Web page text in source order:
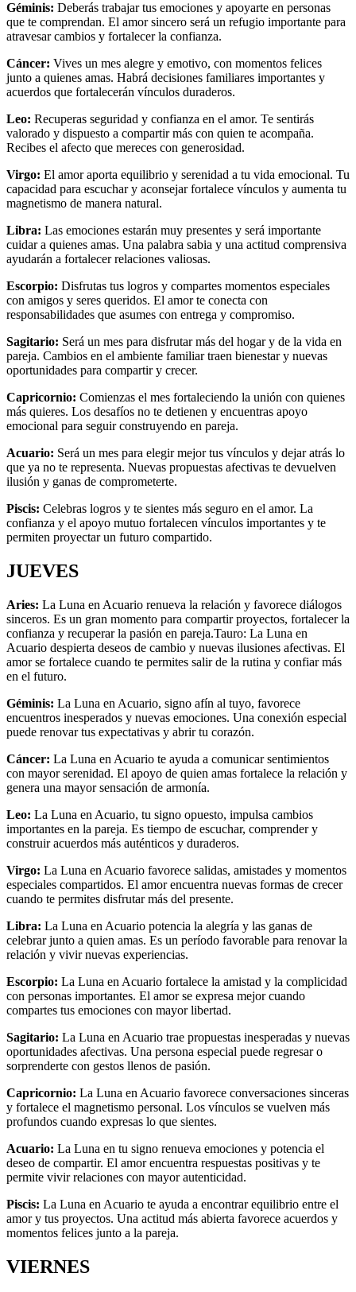
Géminis: Deberás trabajar tus emociones y apoyarte en personas
que te comprendan. El amor sincero será un refugio importante para
atravesar cambios y fortalecer la confianza.
Cáncer: Vives un mes alegre y emotivo, con momentos felices
junto a quienes amas. Habrá decisiones familiares importantes y
acuerdos que fortalecerán vínculos duraderos.
Leo: Recuperas seguridad y confianza en el amor. Te sentirás
valorado y dispuesto a compartir más con quien te acompaña.
Recibes el afecto que mereces con generosidad.
Virgo: El amor aporta equilibrio y serenidad a tu vida emocional. Tu
capacidad para escuchar y aconsejar fortalece vínculos y aumenta tu
magnetismo de manera natural.
Libra: Las emociones estarán muy presentes y será importante
cuidar a quienes amas. Una palabra sabia y una actitud comprensiva
ayudarán a fortalecer relaciones valiosas.
Escorpio: Disfrutas tus logros y compartes momentos especiales
con amigos y seres queridos. El amor te conecta con
responsabilidades que asumes con entrega y compromiso.
Sagitario: Será un mes para disfrutar más del hogar y de la vida en
pareja. Cambios en el ambiente familiar traen bienestar y nuevas
oportunidades para compartir y crecer.
Capricornio: Comienzas el mes fortaleciendo la unión con quienes
más quieres. Los desafíos no te detienen y encuentras apoyo
emocional para seguir construyendo en pareja.
Acuario: Será un mes para elegir mejor tus vínculos y dejar atrás lo
que ya no te representa. Nuevas propuestas afectivas te devuelven
ilusión y ganas de comprometerte.
Piscis: Celebras logros y te sientes más seguro en el amor. La
confianza y el apoyo mutuo fortalecen vínculos importantes y te
permiten proyectar un futuro compartido.
JUEVES
Aries: La Luna en Acuario renueva la relación y favorece diálogos
sinceros. Es un gran momento para compartir proyectos, fortalecer la
confianza y recuperar la pasión en pareja.Tauro: La Luna en
Acuario despierta deseos de cambio y nuevas ilusiones afectivas. El
amor se fortalece cuando te permites salir de la rutina y confiar más
en el futuro.
Géminis: La Luna en Acuario, signo afín al tuyo, favorece
encuentros inesperados y nuevas emociones. Una conexión especial
puede renovar tus expectativas y abrir tu corazón.
Cáncer: La Luna en Acuario te ayuda a comunicar sentimientos
con mayor serenidad. El apoyo de quien amas fortalece la relación y
genera una mayor sensación de armonía.
Leo: La Luna en Acuario, tu signo opuesto, impulsa cambios
importantes en la pareja. Es tiempo de escuchar, comprender y
construir acuerdos más auténticos y duraderos.
Virgo: La Luna en Acuario favorece salidas, amistades y momentos
especiales compartidos. El amor encuentra nuevas formas de crecer
cuando te permites disfrutar más del presente.
Libra: La Luna en Acuario potencia la alegría y las ganas de
celebrar junto a quien amas. Es un período favorable para renovar la
relación y vivir nuevas experiencias.
Escorpio: La Luna en Acuario fortalece la amistad y la complicidad
con personas importantes. El amor se expresa mejor cuando
compartes tus emociones con mayor libertad.
Sagitario: La Luna en Acuario trae propuestas inesperadas y nuevas
oportunidades afectivas. Una persona especial puede regresar o
sorprenderte con gestos llenos de pasión.
Capricornio: La Luna en Acuario favorece conversaciones sinceras
y fortalece el magnetismo personal. Los vínculos se vuelven más
profundos cuando expresas lo que sientes.
Acuario: La Luna en tu signo renueva emociones y potencia el
deseo de compartir. El amor encuentra respuestas positivas y te
permite vivir relaciones con mayor autenticidad.
Piscis: La Luna en Acuario te ayuda a encontrar equilibrio entre el
amor y tus proyectos. Una actitud más abierta favorece acuerdos y
momentos felices junto a la pareja.
VIERNES